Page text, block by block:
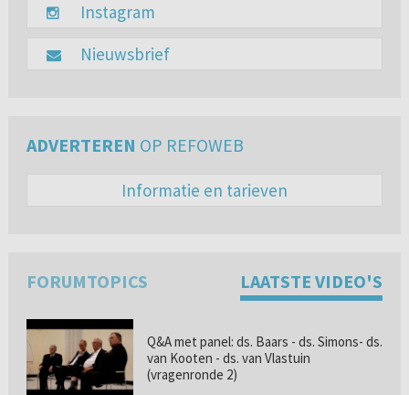
Instagram
Nieuwsbrief
ADVERTEREN OP REFOWEB
Informatie en tarieven
FORUMTOPICS LAATSTE VIDEO'S
Q&A met panel: ds. Baars - ds. Simons- ds.
van Kooten - ds. van Vlastuin
(vragenronde 2)